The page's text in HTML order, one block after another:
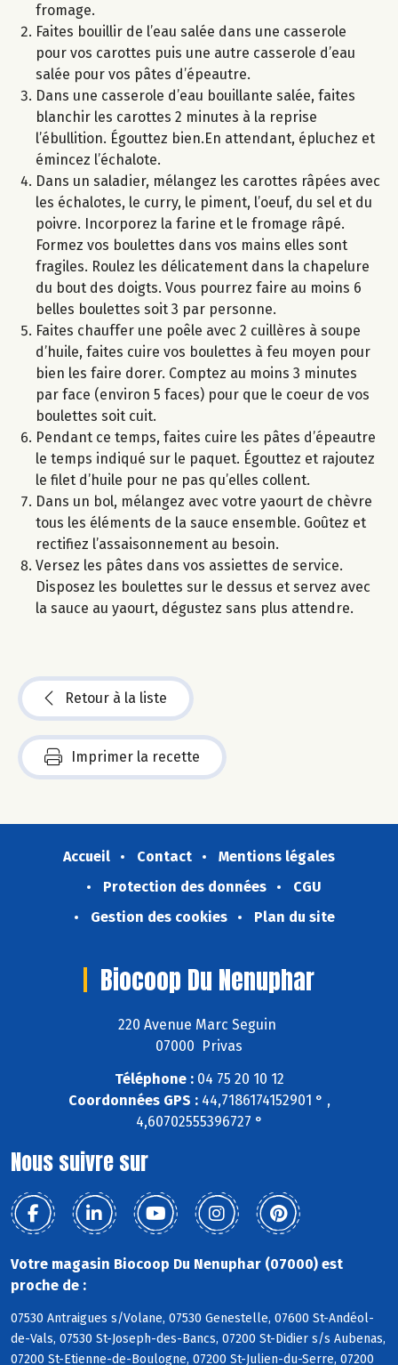
fromage.
Faites bouillir de l’eau salée dans une casserole
pour vos carottes puis une autre casserole d’eau
salée pour vos pâtes d’épeautre.
Dans une casserole d’eau bouillante salée, faites
blanchir les carottes 2 minutes à la reprise
l’ébullition. Égouttez bien.En attendant, épluchez et
émincez l’échalote.
Dans un saladier, mélangez les carottes râpées avec
les échalotes, le curry, le piment, l’oeuf, du sel et du
poivre. Incorporez la farine et le fromage râpé.
Formez vos boulettes dans vos mains elles sont
fragiles. Roulez les délicatement dans la chapelure
du bout des doigts. Vous pourrez faire au moins 6
belles boulettes soit 3 par personne.
Faites chauffer une poêle avec 2 cuillères à soupe
d’huile, faites cuire vos boulettes à feu moyen pour
bien les faire dorer. Comptez au moins 3 minutes
par face (environ 5 faces) pour que le coeur de vos
boulettes soit cuit.
Pendant ce temps, faites cuire les pâtes d’épeautre
le temps indiqué sur le paquet. Égouttez et rajoutez
le filet d’huile pour ne pas qu’elles collent.
Dans un bol, mélangez avec votre yaourt de chèvre
tous les éléments de la sauce ensemble. Goûtez et
rectifiez l’assaisonnement au besoin.
Versez les pâtes dans vos assiettes de service.
Disposez les boulettes sur le dessus et servez avec
la sauce au yaourt, dégustez sans plus attendre.
Retour à la liste
Imprimer la recette
Accueil Contact
Mentions légales
Protection des données
CGU
Gestion des cookies
Plan du site
Biocoop Du Nenuphar
220 Avenue Marc Seguin
07000 Privas
Téléphone :04 75 20 10 12
Coordonnées GPS :44,7186174152901 ° ,
4,60702555396727 °
Nous suivre sur
Votre magasin Biocoop Du Nenuphar (07000) est
proche de :
07530 Antraigues s/Volane, 07530 Genestelle, 07600 St-Andéol-
de-Vals, 07530 St-Joseph-des-Bancs, 07200 St-Didier s/s Aubenas,
07200 St-Etienne-de-Boulogne, 07200 St-Julien-du-Serre, 07200